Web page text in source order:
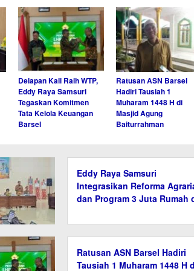
Delapan Kali Raih WTP,
Eddy Raya Samsuri
Tegaskan Komitmen
Tata Kelola Keuangan
Barsel
Ratusan ASN Barsel
Hadiri Tausiah 1
Muharam 1448 H di
Masjid Agung
Baiturrahman
Eddy Raya Samsuri
Integrasikan Reforma
dan Program 3 Juta Rumah
Ratusan ASN Barsel Hadiri
Tausiah 1 Muharam 1448 H